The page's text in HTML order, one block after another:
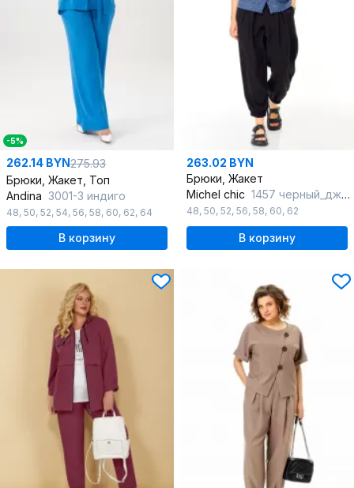
-5%
262.14 BYN275.93
Брюки, Жакет, Топ
Andina 3001-3 индиго
48, 50, 52, 54, 56, 58, 60, 62, 64
В корзину
263.02 BYN
Брюки, Жакет
Michel chic 1457 черный_джинс
48, 50, 52, 56, 58, 60, 62
В корзину